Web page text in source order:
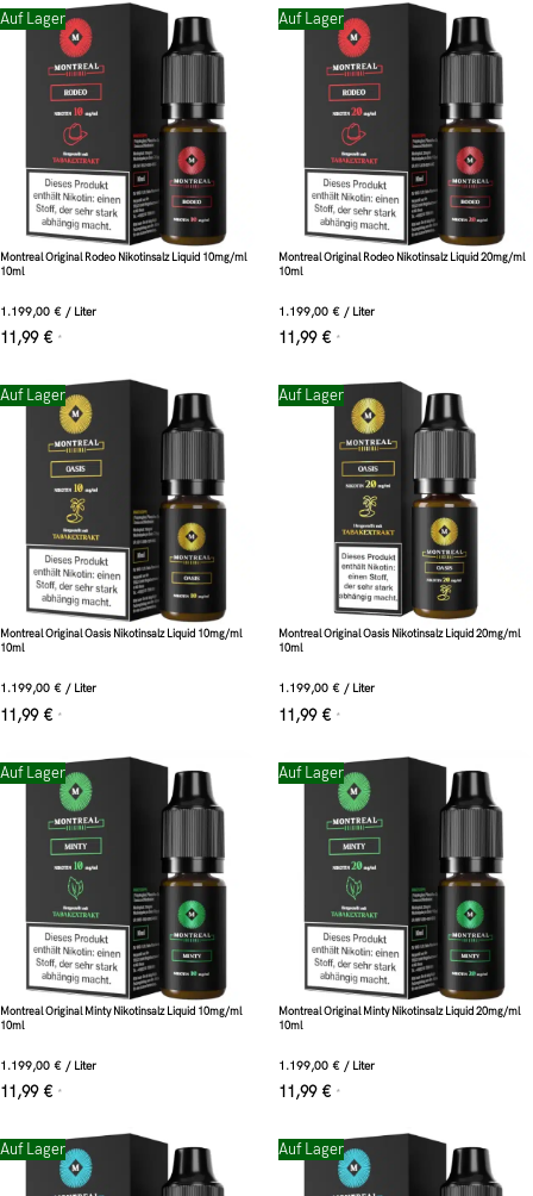
Auf Lager
Montreal Original Rodeo Nikotinsalz Liquid 10mg/ml
10ml
1.199,00 € / Liter
11,99 € *
Auf Lager
Montreal Original Rodeo Nikotinsalz Liquid 20mg/ml
10ml
1.199,00 € / Liter
11,99 € *
Auf Lager
Montreal Original Oasis Nikotinsalz Liquid 10mg/ml
10ml
1.199,00 € / Liter
11,99 € *
Auf Lager
Montreal Original Oasis Nikotinsalz Liquid 20mg/ml
10ml
1.199,00 € / Liter
11,99 € *
Auf Lager
Montreal Original Minty Nikotinsalz Liquid 10mg/ml
10ml
1.199,00 € / Liter
11,99 € *
Auf Lager
Montreal Original Minty Nikotinsalz Liquid 20mg/ml
10ml
1.199,00 € / Liter
11,99 € *
Auf Lager Auf Lager